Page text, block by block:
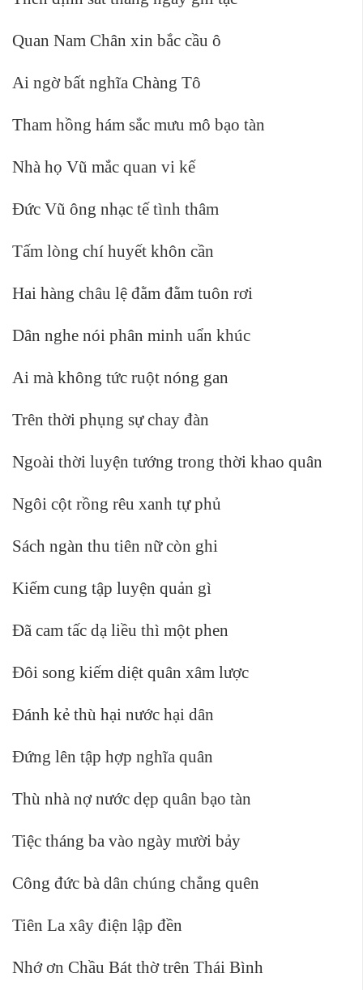
Quan Nam Chân xin bắc cầu ô
Ai ngờ bất nghĩa Chàng Tô
Tham hồng hám sắc mưu mô bạo tàn
Nhà họ Vũ mắc quan vi kế
Đức Vũ ông nhạc tế tình thâm
Tấm lòng chí huyết khôn cần
Hai hàng châu lệ đằm đằm tuôn rơi
Dân nghe nói phân minh uẩn khúc
Ai mà không tức ruột nóng gan
Trên thời phụng sự chay đàn
Ngoài thời luyện tướng trong thời khao quân
Ngôi cột rồng rêu xanh tự phủ
Sách ngàn thu tiên nữ còn ghi
Kiếm cung tập luyện quản gì
Đã cam tấc dạ liều thì một phen
Đôi song kiếm diệt quân xâm lược
Đánh kẻ thù hại nước hại dân
Đứng lên tập hợp nghĩa quân
Thù nhà nợ nước dẹp quân bạo tàn
Tiệc tháng ba vào ngày mười bảy
Công đức bà dân chúng chẳng quên
Tiên La xây điện lập đền
Nhớ ơn Chầu Bát thờ trên Thái Bình